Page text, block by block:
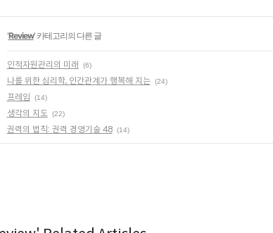
'Review' 카테고리의 다른 글
인적자원관리의 미래 (6)
나를 위한 심리학, 인간관계가 행복해 지는 (24)
프레임 (14)
생각의 지도 (22)
권력의 법칙: 권력 경영기술 48 (14)